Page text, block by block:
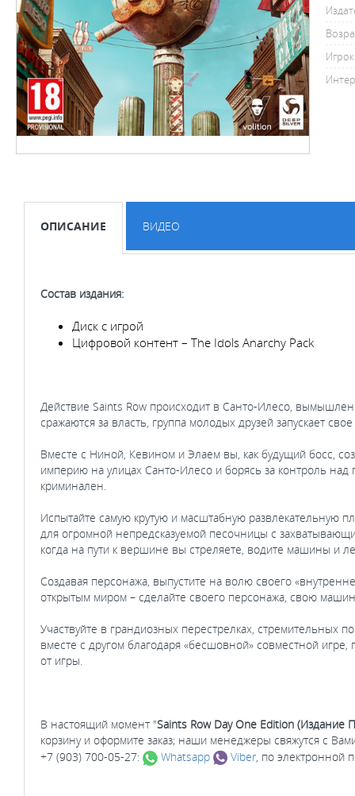
ОПИСАНИЕ ВИДЕО
Состав издания:
Диск с игрой
Цифровой контент – The Idols Anarchy Pack
Действие Saints Row происходит в Санто-Илесо,
сражаются за власть, группа молодых друзей запускает
Вместе с Ниной, Кевином и Элаем вы, как будущий босс,
империю на улицах Санто-Илесо и борясь за контроль над
криминален.
Испытайте самую крутую и масштабную развлекательную
для огромной непредсказуемой песочницы с
когда на пути к вершине вы стреляете, водите машины и
Создавая персонажа, выпустите на волю своего
открытым миром – сделайте своего персонажа, свою
Участвуйте в грандиозных перестрелках, стремительных
вместе с другом благодаря «бесшовной» совместной
от игры.
В настоящий момент "Saints Row Day One Edition (Издание
корзину и оформите заказ; наши менеджеры свяжутся с
+7 (903) 700-05-27:
Whatsapp Viber, по электронной